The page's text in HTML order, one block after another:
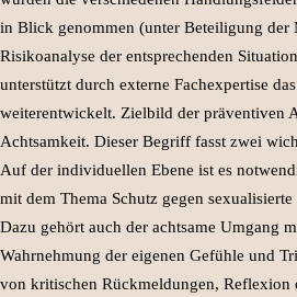
in Blick genommen (unter Beteiligung der
Risikoanalyse der entsprechenden
unterstützt durch externe Fachexpertise
weiterentwickelt. Zielbild der präventiven
Achtsamkeit. Dieser Begriff fasst zwei
Auf der individuellen Ebene ist es
mit dem Thema Schutz gegen
Dazu gehört auch der achtsame Umgang
Wahrnehmung der eigenen Gefühle und
von kritischen Rückmeldungen, Reflexion